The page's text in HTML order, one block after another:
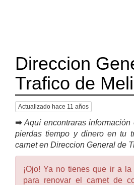
Direccion
Trafico de
Actualizado hace 11 años
➡ Aquí encontraras
pierdas tiempo y dinero en tu
carnet en Direccion General de
¡Ojo! Ya no tienes que ir a
para renovar el carnet de